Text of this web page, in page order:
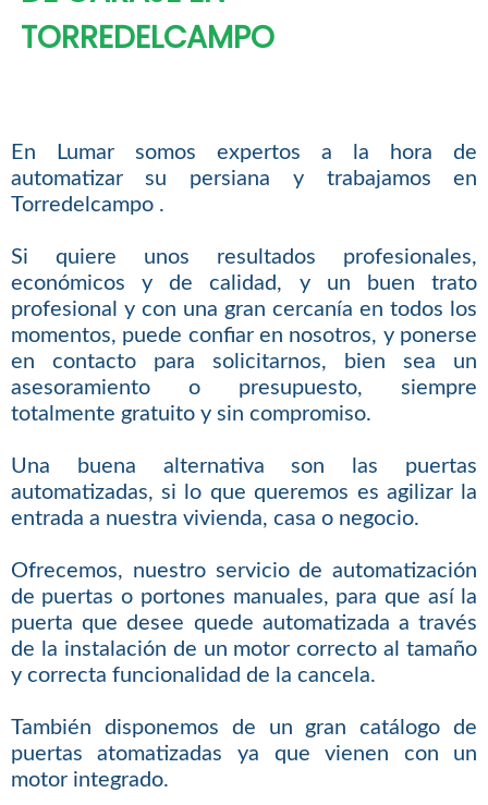
TORREDELCAMPO
En Lumar somos expertos a la hora de
automatizar su persiana y trabajamos en
Torredelcampo .
Si quiere unos resultados profesionales,
económicos y de calidad, y un buen trato
profesional y con una gran cercanía en todos los
momentos, puede confiar en nosotros, y ponerse
en contacto para solicitarnos, bien sea un
asesoramiento o presupuesto, siempre
totalmente gratuito y sin compromiso.
Una buena alternativa son las puertas
automatizadas, si lo que queremos es agilizar la
entrada a nuestra vivienda, casa o negocio.
Ofrecemos, nuestro servicio de automatización
de puertas o portones manuales, para que así la
puerta que desee quede automatizada a través
de la instalación de un motor correcto al tamaño
y correcta funcionalidad de la cancela.
También disponemos de un gran catálogo de
puertas atomatizadas ya que vienen con un
motor integrado.